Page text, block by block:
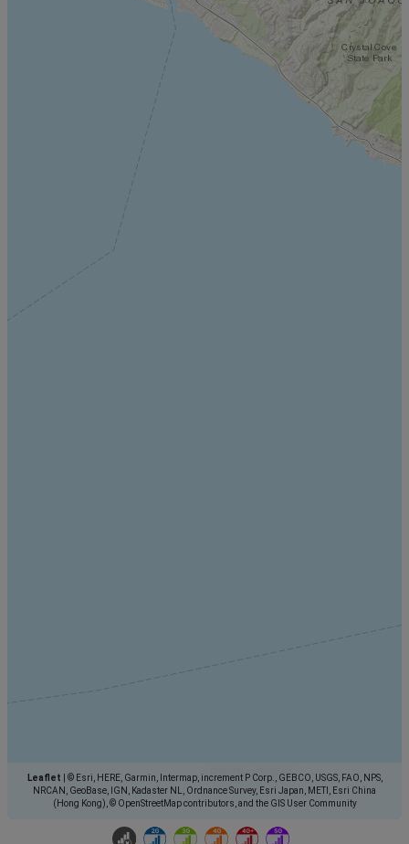
Leaflet
© Esri, HERE, Garmin, Intermap, increment P Corp., GEBCO, USGS, FAO, NPS,
NRCAN, GeoBase, IGN, Kadaster NL, Ordnance Survey, Esri Japan, METI, Esri China
(Hong Kong), © OpenStreetMap contributors, and the GIS User Community